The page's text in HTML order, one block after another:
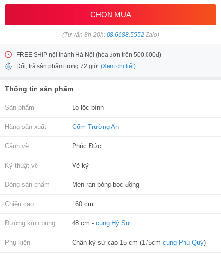
CHỌN MUA
(Tư vấn 8h-20h: 08.6688.5552Zalo)
FREE SHIP nội thành Hà Nội (hóa đơn trên 500.000đ)
Đổi, trả sản phẩm trong 72 giờ (Xem chi tiết)
Thông tin sản phẩm
Sản phẩm Lọ lộc bình
Hãng sản xuất Gốm Trường An
Cảnh vẽ Phúc Đức
Kỹ thuật vẽ Vẽ kỹ
Dòng sản phẩm Men rạn bóng bọc đồng
Chiều cao 160 cm
Đường kính bụng 48 cm - cung Hỷ Sự
Phụ kiện Chân kỷ sứ cao 15 cm (175cm cung Phú Quý)